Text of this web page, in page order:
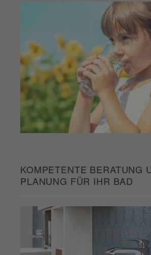
KOMPETENTE BERATUNG
PLANUNG FÜR IHR BAD